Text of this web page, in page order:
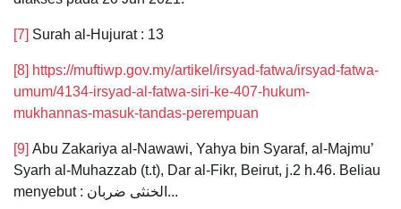
[7] Surah al-Hujurat : 13
[8] https://muftiwp.gov.my/artikel/irsyad-fatwa/irsyad-fatwa-
umum/4134-irsyad-al-fatwa-siri-ke-407-hukum-
mukhannas-masuk-tandas-perempuan
[9] Abu Zakariya al-Nawawi, Yahya bin Syaraf, al-Majmu’
Syarh al-Muhazzab (t.t), Dar al-Fikr, Beirut, j.2 h.46. Beliau
menyebut : الخنثى ضربان...